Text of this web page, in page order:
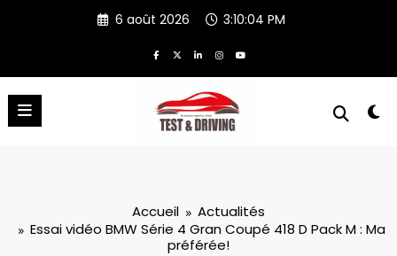
6 août 2026 3:10:04 PM
Accueil
Actualités
Essai vidéo BMW Série 4 Gran Coupé 418 D Pack M : Ma
préférée!